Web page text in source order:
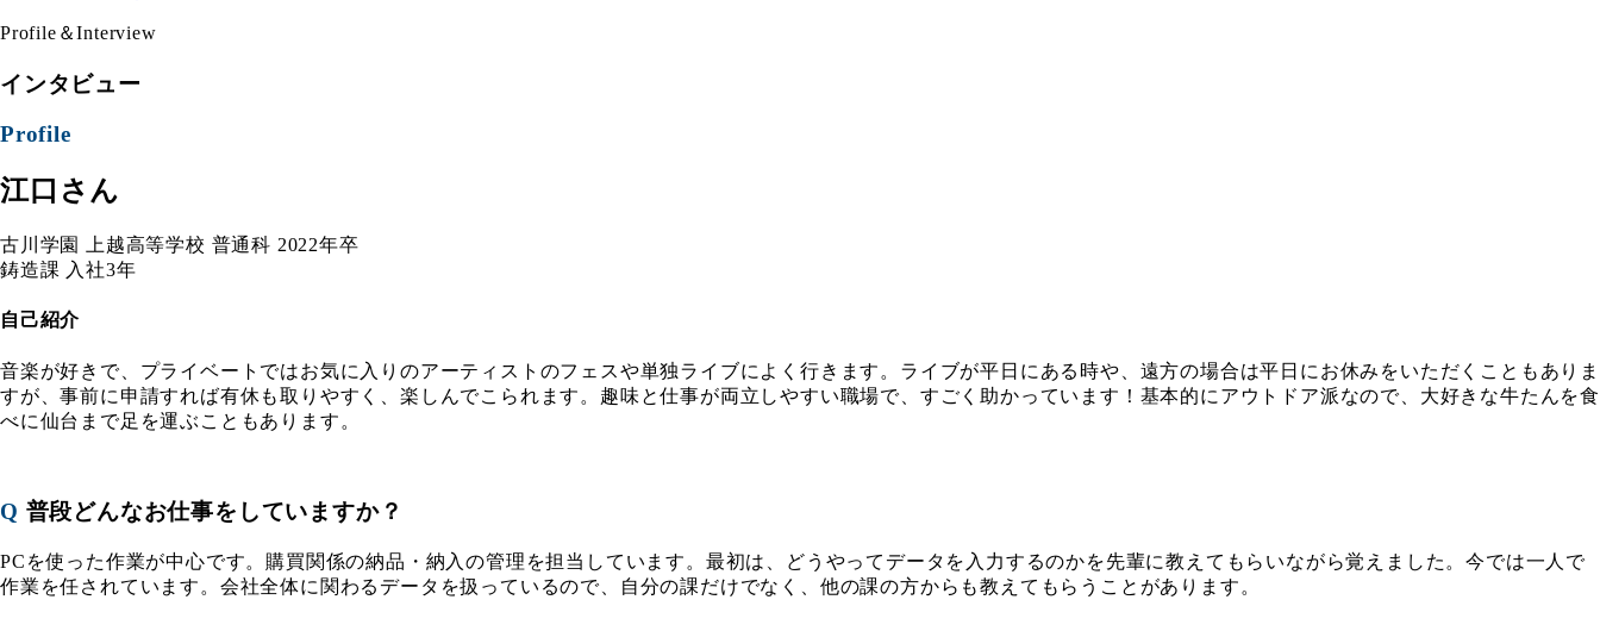
Profile＆Interview
インタビュー
Profile
江口さん
古川学園 上越高等学校 普通科 2022年卒
鋳造課 入社3年
自己紹介
音楽が好きで、プライベートではお気に入りのアーティストのフェスや単独ライブによく行きます。ライブが平日にある時や、遠方の場合は平日にお休みをいただくこともありま
すが、事前に申請すれば有休も取りやすく、楽しんでこられます。趣味と仕事が両立しやすい職場で、すごく助かっています！基本的にアウトドア派なので、大好きな牛たんを食
べに仙台まで足を運ぶこともあります。
Q 普段どんなお仕事をしていますか？
PCを使った作業が中心です。購買関係の納品・納入の管理を担当しています。最初は、どうやってデータを入力するのかを先輩に教えてもらいながら覚えました。今では一人で
作業を任されています。会社全体に関わるデータを扱っているので、自分の課だけでなく、他の課の方からも教えてもらうことがあります。